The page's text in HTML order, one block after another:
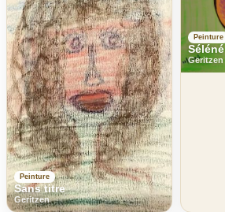
Peinture
Sans titre
Geritzen
Peinture
Séléné
Geritzen